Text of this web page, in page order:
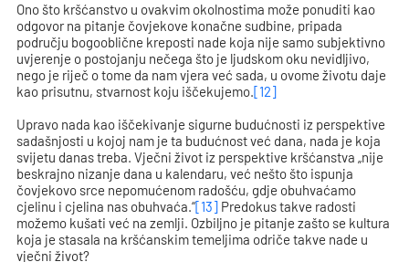
Ono što kršćanstvo u ovakvim okolnostima može ponuditi kao
odgovor na pitanje čovjekove konačne sudbine, pripada
području bogooblične kreposti nade koja nije samo subjektivno
uvjerenje o postojanju nečega što je ljudskom oku nevidljivo,
nego je riječ o tome da nam vjera već sada, u ovome životu daje
kao prisutnu, stvarnost koju iščekujemo.[12]
Upravo nada kao iščekivanje sigurne budućnosti iz perspektive
sadašnjosti u kojoj nam je ta budućnost već dana, nada je koja
svijetu danas treba. Vječni život iz perspektive kršćanstva „nije
beskrajno nizanje dana u kalendaru, već nešto što ispunja
čovjekovo srce nepomućenom radošću, gdje obuhvaćamo
cjelinu i cjelina nas obuhvaća.“[13] Predokus takve radosti
možemo kušati već na zemlji. Ozbiljno je pitanje zašto se kultura
koja je stasala na kršćanskim temeljima odriče takve nade u
vječni život?